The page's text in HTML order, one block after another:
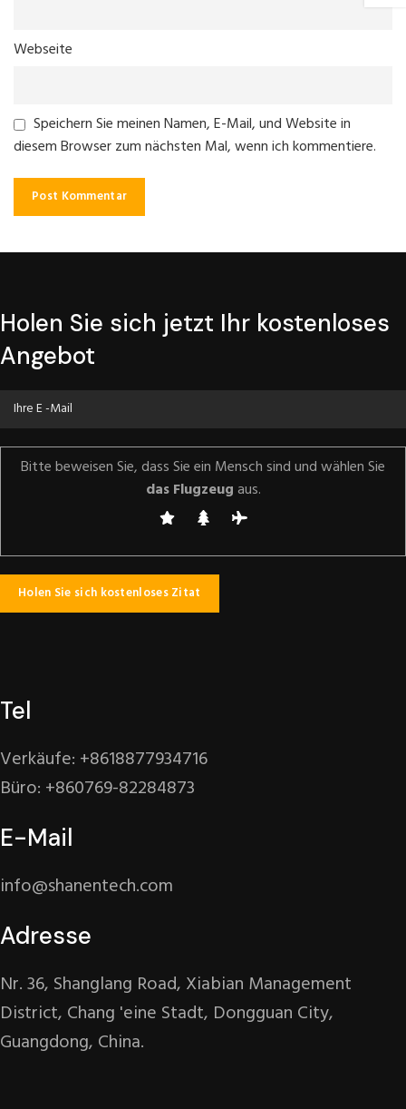
Webseite
Speichern Sie meinen Namen, E-Mail, und Website in
diesem Browser zum nächsten Mal, wenn ich kommentiere.
Holen Sie sich jetzt Ihr kostenloses
Angebot
Bitte beweisen Sie, dass Sie ein Mensch sind und wählen Sie
das Flugzeugaus.
Tel
Verkäufe: +8618877934716
Büro: +860769-82284873
E-Mail
info@shanentech.com
Adresse
Nr. 36, Shanglang Road, Xiabian Management
District, Chang 'eine Stadt, Dongguan City,
Guangdong, China.